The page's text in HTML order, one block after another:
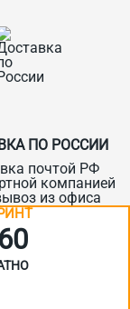
ПО РОССИИ
почтой РФ
компанией
из офиса